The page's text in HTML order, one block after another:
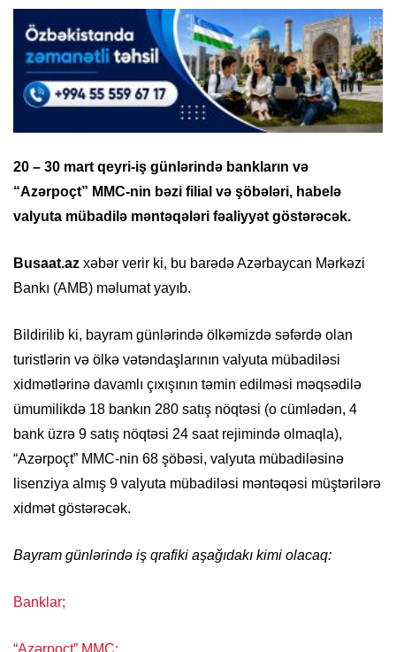
20 – 30 mart qeyri-iş günlərində bankların və
“Azərpoçt” MMC-nin bəzi filial və şöbələri, habelə
valyuta mübadilə məntəqələri fəaliyyət göstərəcək.
Busaat.az xəbər verir ki, bu barədə Azərbaycan Mərkəzi
Bankı (AMB) məlumat yayıb.
Bildirilib ki, bayram günlərində ölkəmizdə səfərdə olan
turistlərin və ölkə vətəndaşlarının valyuta mübadiləsi
xidmətlərinə davamlı çıxışının təmin edilməsi məqsədilə
ümumilikdə 18 bankın 280 satış nöqtəsi (o cümlədən, 4
bank üzrə 9 satış nöqtəsi 24 saat rejimində olmaqla),
“Azərpoçt” MMC-nin 68 şöbəsi, valyuta mübadiləsinə
lisenziya almış 9 valyuta mübadiləsi məntəqəsi müştərilərə
xidmət göstərəcək.
Bayram günlərində iş qrafiki aşağıdakı kimi olacaq:
Banklar;
“Azərpoçt” MMC;